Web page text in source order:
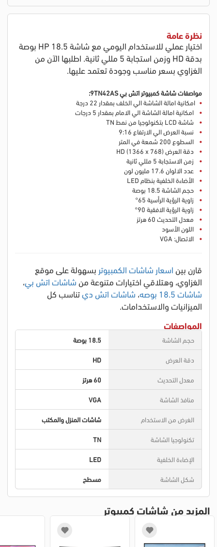
نظرة عامة
اختيار عملي للاستخدام اليومي مع شاشة HP 18.5 بوصة
بدقة HD وزمن استجابة 5 مللي ثانية. اطلبها الآن من
الغزاوي بسعر مناسب وجودة تعتمد عليها.
مواصفات شاشة كمبيوتر اتش بي 9TN42AS:
امكانية امالة الشاشة الي الخلف بمقدار 22 درجة
امكانية امالة الشاشة الي الامام بمقدار 5 درجات
شاشة LCD بتكنولوجيا من نمط TN
نسبة العرض الي الارتفاع 9:16
السطوع 200 شمعة في المتر
دقة العرض HD (1366 x 768)
زمن الاستجابة 5 مللي ثانية
عدد الالوان 17.6 مليون لون
الأضاءة الخلفية بنظام LED
حجم الشاشة 18.5 بوصة
زاوية الرؤية الرأسية 65°
زاوية الرؤية الافقية 90°
معدل التحديث 60 هرتز
اللون الأسود
الاتصال: VGA
قارن بين اسعار شاشات الكمبيوتر بسهولة على موقع
الغزاوي، وهتلاقي اختيارات متنوعة من شاشات اتش بي،
شاشات 18.5 بوصه
، شاشات اتش ديتناسب كل
الميزانيات والاستخدامات.
المواصفات
حجم الشاشة
18.5 بوصة
دقة العرض
HD
معدل التحديث
60 هرتز
منافذ الشاشة
VGA
الغرض من الاستخدام
شاشات المنزل والمكتب
تكنولوجيا الشاشة
TN
الإضاءة الخلفية
LED
شكل الشاشة
مسطح
المزيد من شاشات كمبيوتر